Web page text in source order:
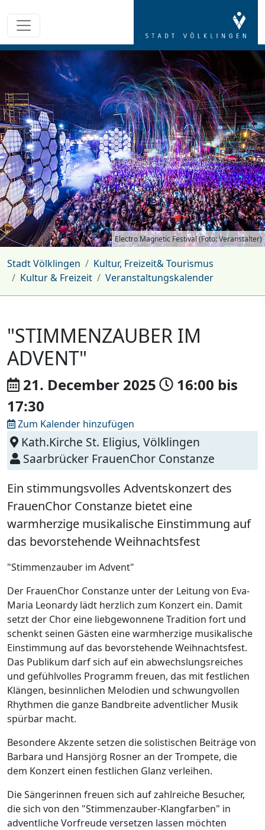
Electro Magnetic Festival (Foto: Veranstalter)
Stadt Völklingen
Kultur, Freizeit& Tourismus
Kultur & Freizeit
Veranstaltungskalender
"STIMMENZAUBER IM
ADVENT"
21. December 2025 16:00 bis
17:30
Zum Kalender hinzufügen
Kath.Kirche St. Eligius, Völklingen
Saarbrücker FrauenChor Constanze
Ein stimmungsvolles Adventskonzert des
FrauenChor Constanze bietet eine
warmherzige musikalische Einstimmung auf
das bevorstehende Weihnachtsfest
"Stimmenzauber im Advent"
Der FrauenChor Constanze unter der Leitung von Eva-
Maria Leonardy lädt herzlich zum Konzert ein. Damit
setzt der Chor eine liebgewonnene Tradition fort und
schenkt seinen Gästen eine warmherzige musikalische
Einstimmung auf das bevorstehende Weihnachtsfest.
Das Publikum darf sich auf ein abwechslungsreiches
und gefühlvolles Programm freuen, das mit festlichen
Klängen, besinnlichen Melodien und schwungvollen
Rhythmen die ganze Bandbreite adventlicher Musik
spürbar macht.
Besondere Akzente setzen die solistischen Beiträge von
Barbara und Hansjörg Rosner an der Trompete, die
dem Konzert einen festlichen Glanz verleihen.
Die Sängerinnen freuen sich auf zahlreiche Besucher,
die sich von den "Stimmenzauber-Klangfarben" in
adventliche Vorfreude versetzen lassen möchten